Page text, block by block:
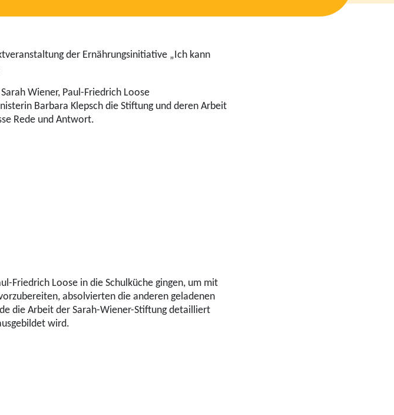
der Ernährungsinitiative „Ich kann
Wiener, Paul-Friedrich Loose
Barbara Klepsch die Stiftung und deren Arbeit
Rede und Antwort.
Friedrich Loose in die Schulküche gingen, um mit
absolvierten die anderen geladenen
die Arbeit der Sarah-Wiener-Stiftung detailliert
wird.